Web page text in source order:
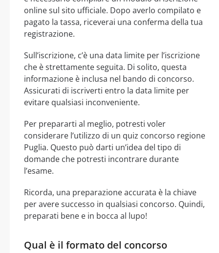
online sul sito ufficiale. Dopo averlo compilato e
pagato la tassa, riceverai una conferma della tua
registrazione.
Sull’iscrizione, c’è una data limite per l’iscrizione
che è strettamente seguita. Di solito, questa
informazione è inclusa nel bando di concorso.
Assicurati di iscriverti entro la data limite per
evitare qualsiasi inconveniente.
Per prepararti al meglio, potresti voler
considerare l’utilizzo di un quiz concorso regione
Puglia. Questo può darti un’idea del tipo di
domande che potresti incontrare durante
l’esame.
Ricorda, una preparazione accurata è la chiave
per avere successo in qualsiasi concorso. Quindi,
preparati bene e in bocca al lupo!
Qual è il formato del concorso